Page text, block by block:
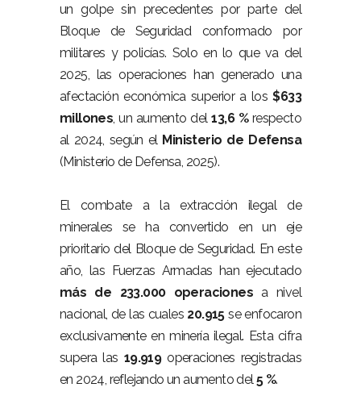
un golpe sin precedentes por parte del
Bloque de Seguridad conformado por
militares y policías. Solo en lo que va del
2025, las operaciones han generado una
afectación económica superior a los$633
millones, un aumento del13,6 %respecto
al 2024, según el Ministerio de Defensa
(Ministerio de Defensa, 2025).
El combate a la extracción ilegal de
minerales se ha convertido en un eje
prioritario del Bloque de Seguridad. En este
año, las Fuerzas Armadas han ejecutado
más de 233.000 operaciones a nivel
nacional, de las cuales 20.915se enfocaron
exclusivamente en minería ilegal. Esta cifra
supera las 19.919operaciones registradas
en 2024, reflejando un aumento del5 %.